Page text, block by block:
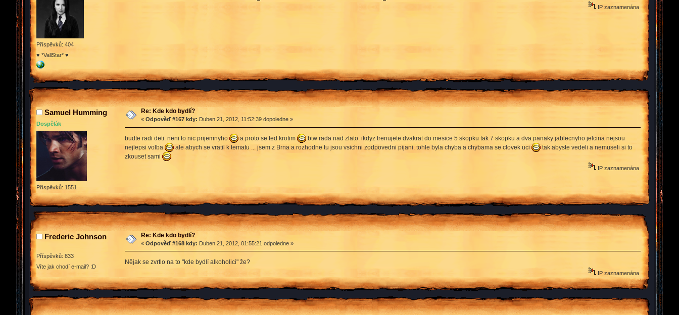
Příspěvků: 404
♥ *VallStar* ♥
IP zaznamenána
Samuel Humming
Dospělák
Příspěvků: 1551
Re: Kde kdo bydlí?
« Odpověď #167 kdy: Duben 21, 2012, 11:52:39 dopoledne »
budte radi deti. neni to nic prijemnyho a proto se ted krotim
btw rada nad zlato. ikdyz trenujete dvakrat do mesice 5 skopku tak 7 skopku a dva panaky jablecnyho jelcina nejsou
nejlepsi volba
ale abych se vratil k tematu ... jsem z Brna a rozhodne tu jsou vsichni zodpovedni pijani. tohle byla chyba a chybama se clovek uci
tak abyste vedeli a nemuseli si to
zkouset sami
IP zaznamenána
Frederic Johnson
Příspěvků: 833
Víte jak chodí e-mail? :D
Re: Kde kdo bydlí?
« Odpověď #168 kdy: Duben 21, 2012, 01:55:21 odpoledne »
Nějak se zvrtlo na to "kde bydlí alkoholici" že?
IP zaznamenána